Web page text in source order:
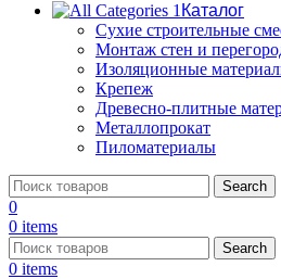
Каталог
Сухие строительные
Монтаж стен и
Изоляционные
Крепеж
Древесно-плитные
Металлопрокат
Пиломатериалы
Search
0
0 items
Search
0 items